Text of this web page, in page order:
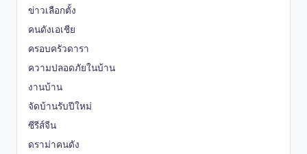
ข่าวเลือกตั้ง
คนดังเอเชีย
ครอบครัวดารา
ความปลอดภัยในบ้าน
งานบ้าน
จัดบ้านรับปีใหม่
ซีรีส์จีน
ดราม่าคนดัง